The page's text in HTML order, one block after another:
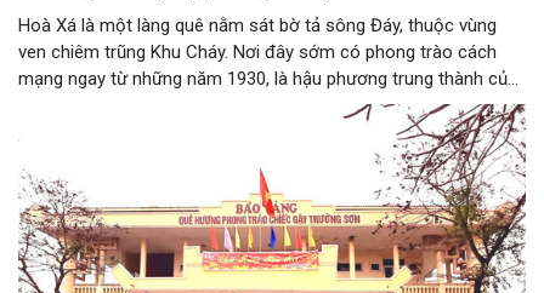
Hoà Xá là một làng quê nằm sát bờ tả sông Đáy, thuộc vùng
ven chiêm trũng Khu Cháy. Nơi đây sớm có phong trào cách
mạng ngay từ những năm 1930, là hậu phương trung thành của
cuộc kháng chiến chống Pháp. Trong công cuộc kháng chiến
chống Mỹ cứu nước, Hòa Xá được xem là quê hương của
phong trào động viên thanh niên lên đường “xẻ dọc Trường Sơn
đi cứu nước” và câu chuyện huyền thoại “chiếc gậy Trường
Sơn”.